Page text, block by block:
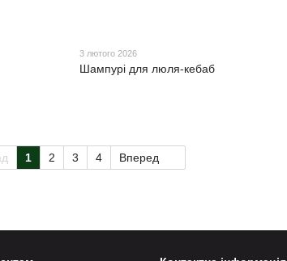
3 лютого 2026
Шампурі для люля-кебаб
1 2 3 4 Вперед